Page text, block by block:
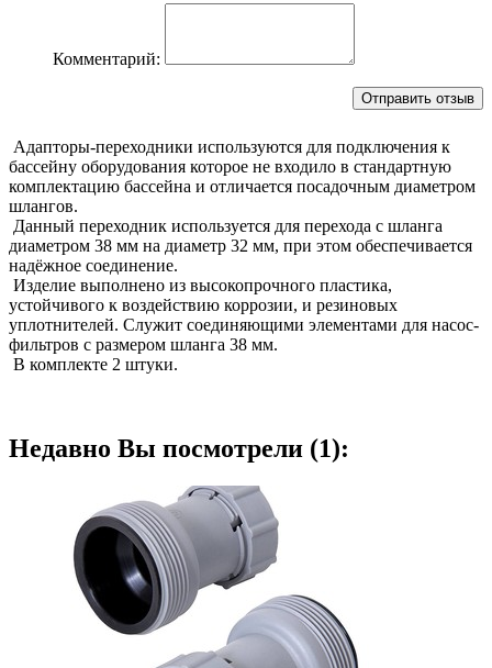
Комментарий:
Адапторы-переходники используются для подключения к
бассейну оборудования которое не входило в стандартную
комплектацию бассейна и отличается посадочным диаметром
шлангов.
Данный переходник используется для перехода с шланга
диаметром 38 мм на диаметр 32 мм, при этом обеспечивается
надёжное соединение.
Изделие выполнено из высокопрочного пластика,
устойчивого к воздействию коррозии, и резиновых
уплотнителей. Служит соединяющими элементами для насос-
фильтров с размером шланга 38 мм.
В комплекте 2 штуки.
Недавно Вы посмотрели (1):